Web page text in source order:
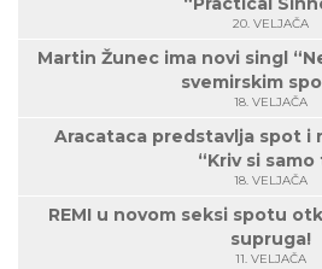
20. VELJAČA
Martin Žunec ima novi singl
svemirskim
18. VELJAČA
Aracataca predstavlja spot i
“Kriv si samo
18. VELJAČA
REMI u novom seksi spotu
supruga!
11. VELJAČA